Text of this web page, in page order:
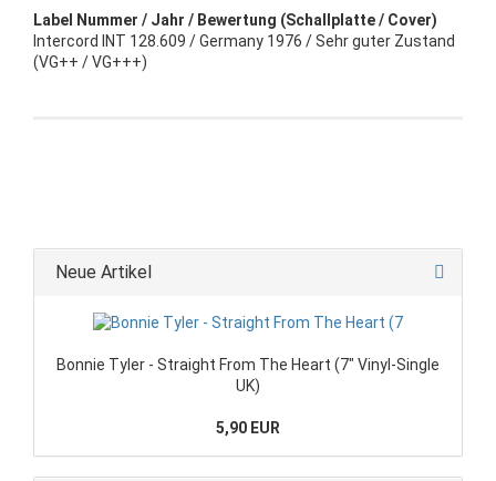
Label Nummer / Jahr / Bewertung (Schallplatte / Cover)
Intercord INT 128.609 / Germany 1976 / Sehr guter Zustand
(VG++ / VG+++)
Neue Artikel
Bonnie Tyler - Straight From The Heart (7" Vinyl-Single
UK)
5,90 EUR